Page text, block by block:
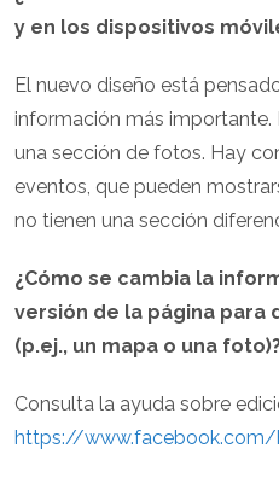
y en los dispositivos
El nuevo diseño está
información más importante.
una sección de fotos. Hay
eventos, que pueden
no tienen una sección
¿Cómo se cambia la
versión de la página para
(p.ej., un mapa o una
Consulta la ayuda sobre
https://